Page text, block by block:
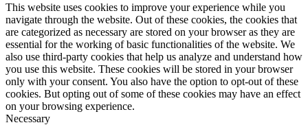
This website uses cookies to improve your experience while you
navigate through the website. Out of these cookies, the cookies that
are categorized as necessary are stored on your browser as they are
essential for the working of basic functionalities of the website. We
also use third-party cookies that help us analyze and understand how
you use this website. These cookies will be stored in your browser
only with your consent. You also have the option to opt-out of these
cookies. But opting out of some of these cookies may have an effect
on your browsing experience.
Necessary